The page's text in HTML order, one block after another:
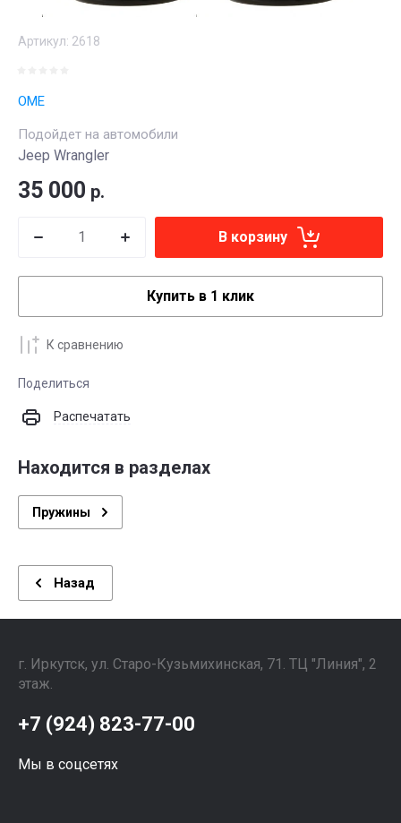
Артикул: 2618
OME
Подойдет на автомобили
Jeep Wrangler
35 000 р.
В корзину
Купить в 1 клик
К сравнению
Поделиться
Распечатать
Находится в разделах
Пружины
Назад
г. Иркутск, ул. ​Старо-Кузьмихинская, 71. ТЦ "Линия", 2
этаж. ⠀⠀⠀⠀⠀⠀⠀⠀⠀⠀
+7 (924) 823-77-00
Мы в соцсетях